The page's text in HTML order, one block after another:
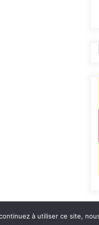
Contact
à utiliser ce site,